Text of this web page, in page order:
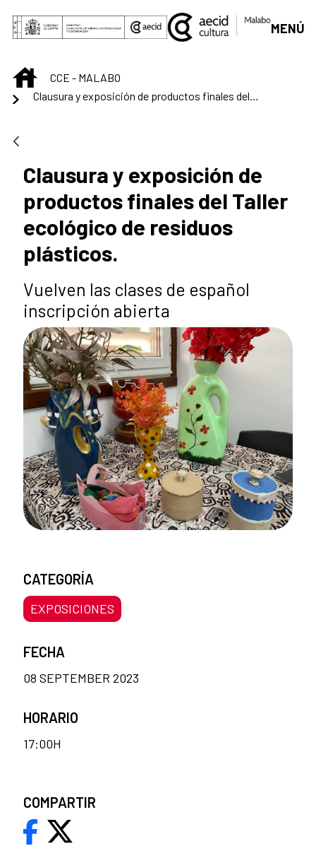
Skip to Main Content
MENÚ
INICIOCCE - MALABO
Clausura y exposición de productos finales del Taller ecológico de residuos plásticos.
Clausura y exposición de
productos finales del Taller
ecológico de residuos
plásticos.
Vuelven las clases de español
inscripción abierta
CATEGORÍA
EXPOSICIONES
FECHA
08 SEPTEMBER 2023
HORARIO
17:00H
COMPARTIR